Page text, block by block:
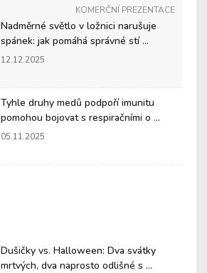
KOMERČNÍ PREZENTACE
Nadměrné světlo v ložnici narušuje
spánek: jak pomáhá správné stí ...
12.12.2025
Tyhle druhy medů podpoří imunitu
pomohou bojovat s respiračními o ...
05.11.2025
Dušičky vs. Halloween: Dva svátky
mrtvých, dva naprosto odlišné s ...